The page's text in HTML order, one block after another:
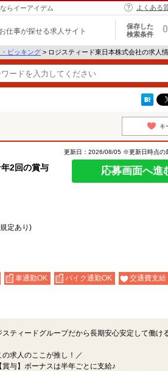
らイーアイデム よくある
仕事が探せる求人サイト
保存した
検索条件
0
ピッキング > ロジスティード東日本株式会社の求人
キ
2回の賞与
更新日：2026/08/05 ※更新日時点の
応募画面へ進
定あり)
車通勤OK バイク通勤OK
交通費支給
スティードグループだから長期安心安定して働け
の求人のここが推し！／
与】ボーナスは半年ごとに支給♪